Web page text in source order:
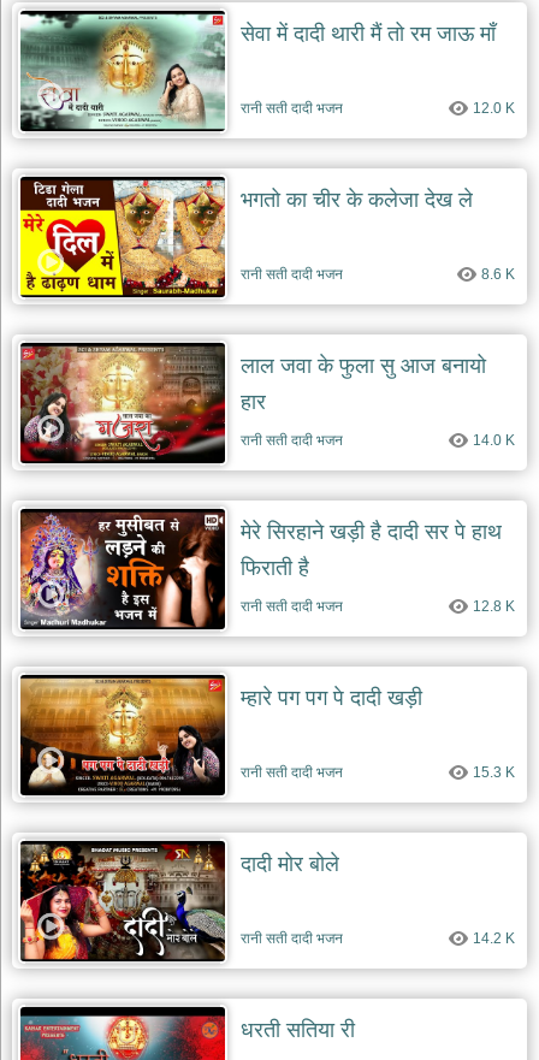
सेवा में दादी थारी मैं तो रम जाऊ माँ
रानी सती दादी भजन 12.0 K
भगतो का चीर के कलेजा देख ले
रानी सती दादी भजन 8.6 K
लाल जवा के फुला सु आज बनायो
हार
रानी सती दादी भजन 14.0 K
मेरे सिरहाने खड़ी है दादी सर पे हाथ
फिराती है
रानी सती दादी भजन 12.8 K
म्हारे पग पग पे दादी खड़ी
रानी सती दादी भजन 15.3 K
दादी मोर बोले
रानी सती दादी भजन 14.2 K
धरती सतिया री